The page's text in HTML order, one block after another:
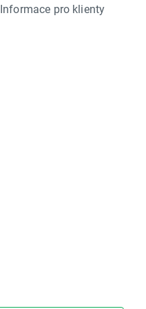
Informace pro klienty